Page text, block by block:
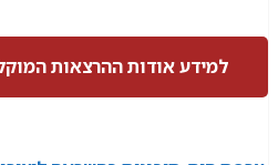
למידע אודות ההרצאות